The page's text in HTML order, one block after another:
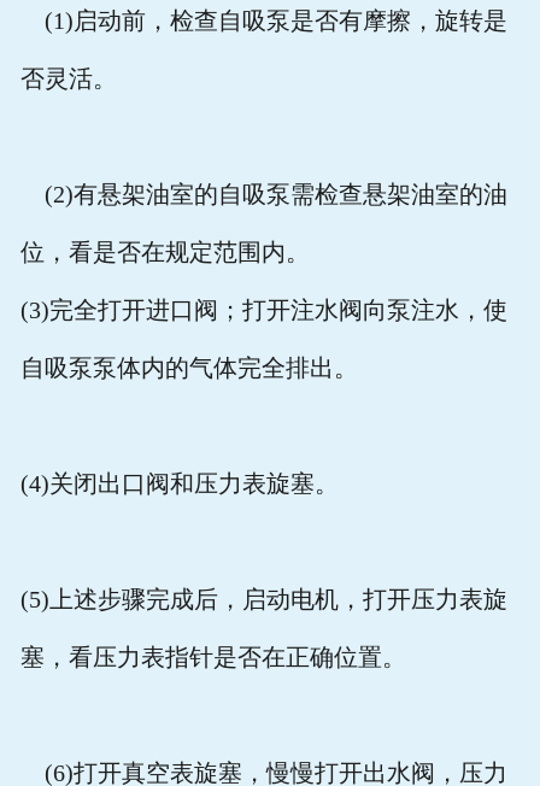
(1)启动前，检查自吸泵是否有摩擦，旋转是
否灵活。
(2)有悬架油室的自吸泵需检查悬架油室的油
位，看是否在规定范围内。
(3)完全打开进口阀；打开注水阀向泵注水，使
自吸泵泵体内的气体完全排出。
(4)关闭出口阀和压力表旋塞。
(5) 上述步骤完成后，启动电机，打开压力表旋
塞，看压力表指针是否在正确位置。
(6)打开真空表旋塞，慢慢打开出水阀，压力